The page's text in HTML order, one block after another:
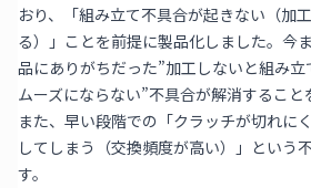
おり、「組み立て不具合が起きない（加
る）」ことを前提に製品化しました。今
品にありがちだった”加工しないと組み
ムーズにならない”不具合が解消すること
また、早い段階での「クラッチが切れに
してしまう（交換頻度が高い）」という
す。